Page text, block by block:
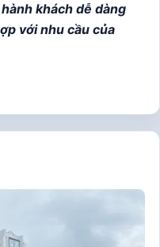
khách dễ dàng
với nhu cầu của